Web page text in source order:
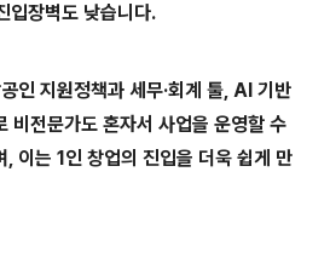
입장벽도 낮습니다.
인 지원정책과 세무·회계 툴, AI 기반
비전문가도 혼자서 사업을 운영할 수
, 이는 1인 창업의 진입을 더욱 쉽게 만